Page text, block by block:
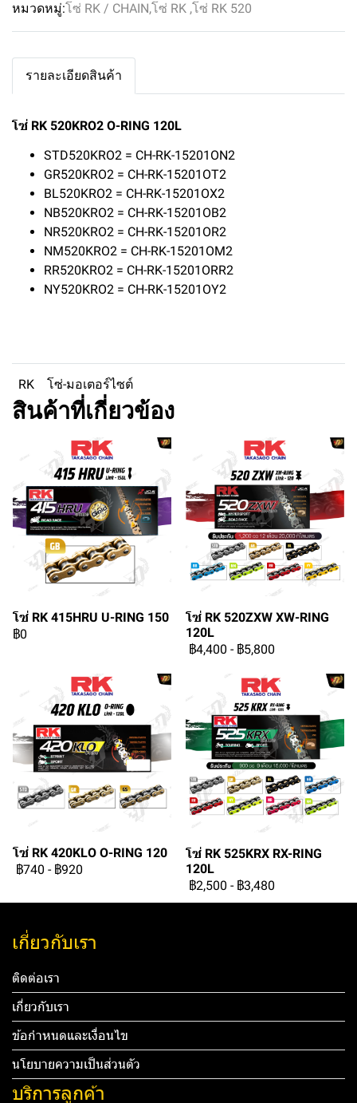
หมวดหมู่:โซ่ RK / CHAIN,โซ่ RK ,โซ่ RK 520
รายละเอียดสินค้า
โซ่ RK 520KRO2 O-RING 120L
STD520KRO2 = CH-RK-15201ON2
GR520KRO2 = CH-RK-15201OT2
BL520KRO2 = CH-RK-15201OX2
NB520KRO2 = CH-RK-15201OB2
NR520KRO2 = CH-RK-15201OR2
NM520KRO2 = CH-RK-15201OM2
RR520KRO2 = CH-RK-15201ORR2
NY520KRO2 = CH-RK-15201OY2
RK โซ่-มอเตอร์ไซต์
สินค้าที่เกี่ยวข้อง
โซ่ RK 415HRU U-RING 150
฿0
โซ่ RK 520ZXW XW-RING
120L
฿4,400 - ฿5,800
โซ่ RK 420KLO O-RING 120
฿740 - ฿920
โซ่ RK 525KRX RX-RING
120L
฿2,500 - ฿3,480
เกี่ยวกับเรา
ติดต่อเรา
เกี่ยวกับเรา
ข้อกำหนดและเงื่อนไข
นโยบายความเป็นส่วนตัว
บริการลูกค้า